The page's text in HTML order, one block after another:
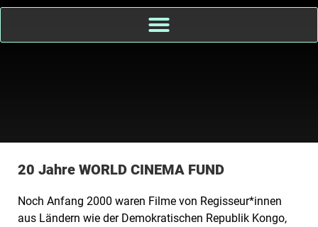
20 Jahre WORLD CINEMA FUND
Noch Anfang 2000 waren Filme von Regisseur*innen
aus Ländern wie der Demokratischen Republik Kongo,